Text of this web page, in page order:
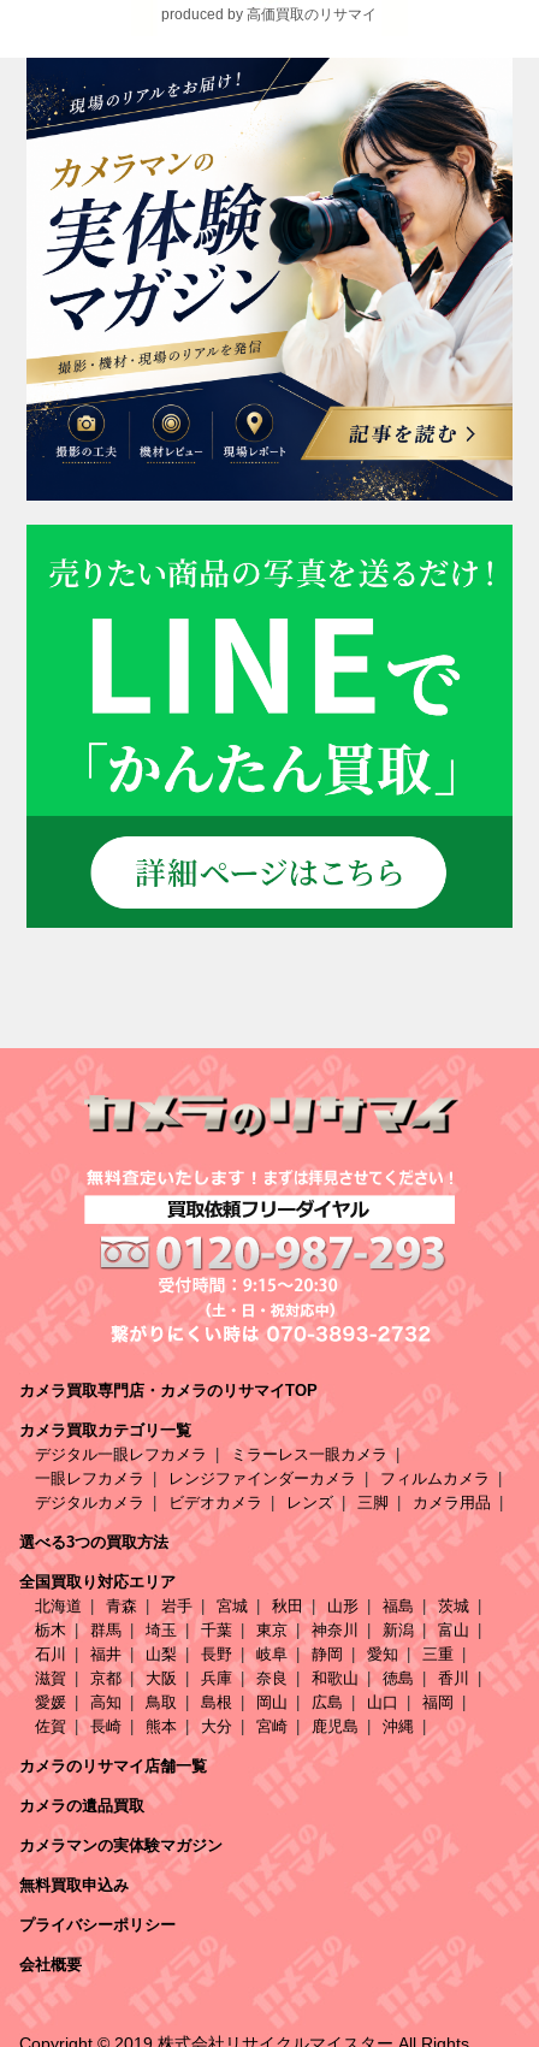
produced by 高価買取のリサマイ
カメラ買取専門店・カメラのリサマイTOP
カメラ買取カテゴリ一覧
デジタル一眼レフカメラ
ミラーレス一眼カメラ
一眼レフカメラ
レンジファインダーカメラ
フィルムカメラ
デジタルカメラ
ビデオカメラ レンズ 三脚 カメラ用品
選べる3つの買取方法
全国買取り対応エリア
北海道
青森 岩手 宮城 秋田 山形 福島
茨城
栃木
群馬 埼玉 千葉 東京 神奈川 新潟
富山
石川
福井 山梨 長野 岐阜 静岡 愛知
三重
滋賀
京都 大阪 兵庫 奈良 和歌山 徳島
香川
愛媛
高知 鳥取 島根 岡山 広島 山口
福岡
佐賀
長崎 熊本 大分 宮崎 鹿児島 沖縄
カメラのリサマイ店舗一覧
カメラの遺品買取
カメラマンの実体験マガジン
無料買取申込み
プライバシーポリシー
会社概要